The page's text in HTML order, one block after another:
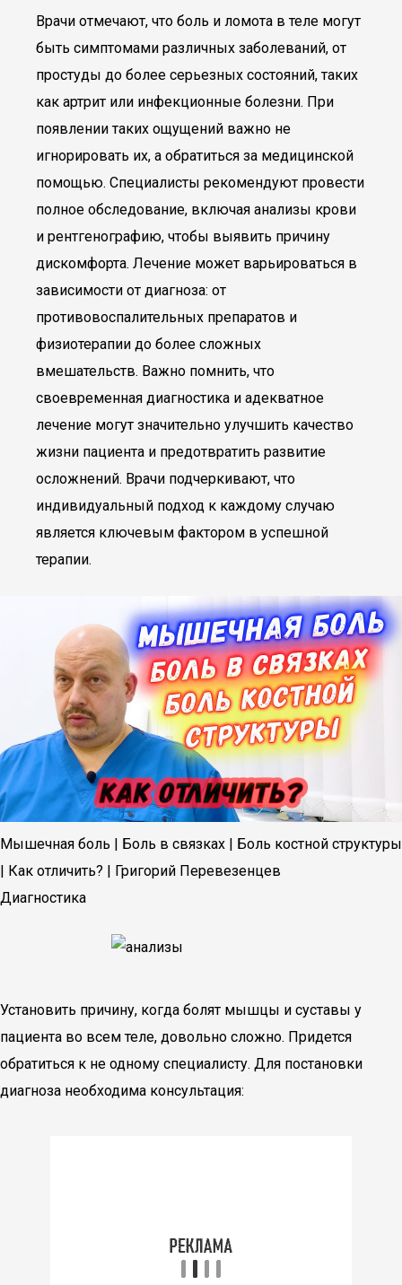
Врачи отмечают, что боль и ломота в теле могут
быть симптомами различных заболеваний, от
простуды до более серьезных состояний, таких
как артрит или инфекционные болезни. При
появлении таких ощущений важно не
игнорировать их, а обратиться за медицинской
помощью. Специалисты рекомендуют провести
полное обследование, включая анализы крови
и рентгенографию, чтобы выявить причину
дискомфорта. Лечение может варьироваться в
зависимости от диагноза: от
противовоспалительных препаратов и
физиотерапии до более сложных
вмешательств. Важно помнить, что
своевременная диагностика и адекватное
лечение могут значительно улучшить качество
жизни пациента и предотвратить развитие
осложнений. Врачи подчеркивают, что
индивидуальный подход к каждому случаю
является ключевым фактором в успешной
терапии.
Мышечная боль | Боль в связках | Боль костной структуры
| Как отличить? | Григорий Перевезенцев
Диагностика
Установить причину, когда болят мышцы и суставы у
пациента во всем теле, довольно сложно. Придется
обратиться к не одному специалисту. Для постановки
диагноза необходима консультация: